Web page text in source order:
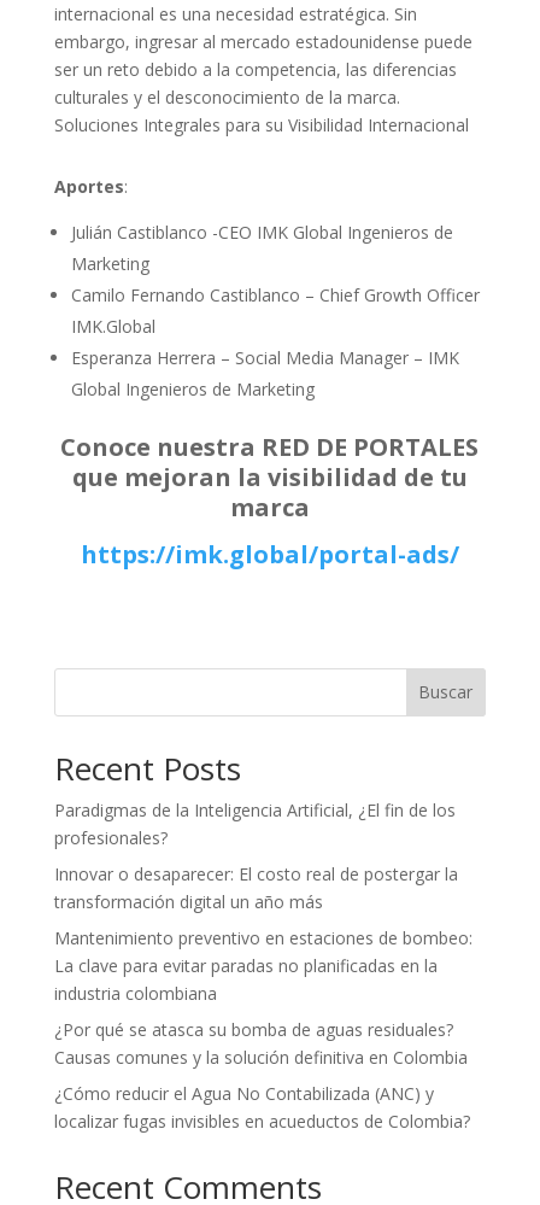
internacional es una necesidad estratégica. Sin
embargo, ingresar al mercado estadounidense puede
ser un reto debido a la competencia, las diferencias
culturales y el desconocimiento de la marca.
Soluciones Integrales para su Visibilidad Internacional
Aportes:
Julián Castiblanco -CEO IMK Global Ingenieros de
Marketing
Camilo Fernando Castiblanco – Chief Growth Officer
IMK.Global
Esperanza Herrera – Social Media Manager – IMK
Global Ingenieros de Marketing
Conoce nuestra RED DE PORTALES
que mejoran la visibilidad de tu
marca
https://imk.global/portal-ads/
Buscar
Recent Posts
Paradigmas de la Inteligencia Artificial, ¿El fin de los
profesionales?
Innovar o desaparecer: El costo real de postergar la
transformación digital un año más
Mantenimiento preventivo en estaciones de bombeo:
La clave para evitar paradas no planificadas en la
industria colombiana
¿Por qué se atasca su bomba de aguas residuales?
Causas comunes y la solución definitiva en Colombia
¿Cómo reducir el Agua No Contabilizada (ANC) y
localizar fugas invisibles en acueductos de Colombia?
Recent Comments